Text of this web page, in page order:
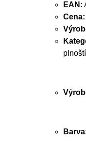
EAN:
Cena: